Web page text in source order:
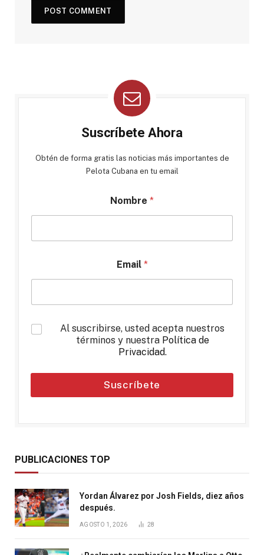
Suscríbete Ahora
Obtén de forma gratis las noticias más importantes de
Pelota Cubana en tu email
Nombre *
Email *
*
Al suscribirse, usted acepta nuestros
términos y nuestra Política de
Privacidad.
Suscríbete
PUBLICACIONES TOP
Yordan Álvarez por Josh Fields, diez años
después.
AGOSTO 1, 2026 28